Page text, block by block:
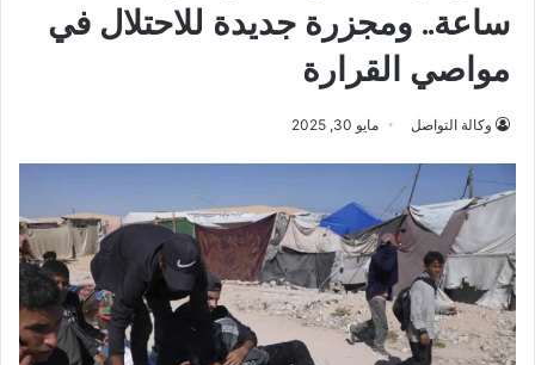
ساعة.. ومجزرة جديدة للاحتلال في
مواصي القرارة
وكالة التواصل مايو 30, 2025